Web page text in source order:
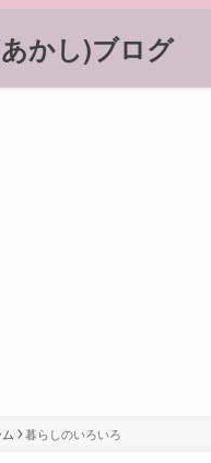
かし)ブログ
暮らしのいろいろ